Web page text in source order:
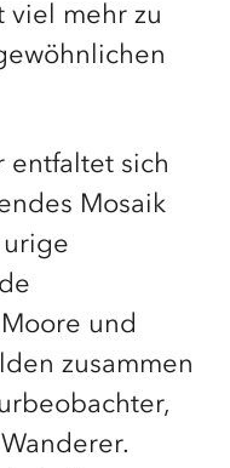
viel mehr zu
entfaltet sich
Mosaik
urige
und
zusammen